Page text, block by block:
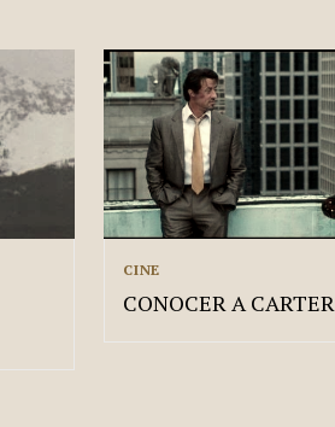
CINE
CONOCER A CARTER